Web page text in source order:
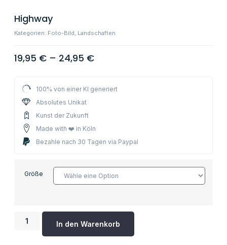
Highway
Kategorien: Foto-Bild, Landschaften
19,95 € – 24,95 €
100% von einer KI generiert
Absolutes Unikat
Kunst der Zukunft
Made with ❤️ in Köln
Bezahle nach 30 Tagen via Paypal
Größe
In den Warenkorb